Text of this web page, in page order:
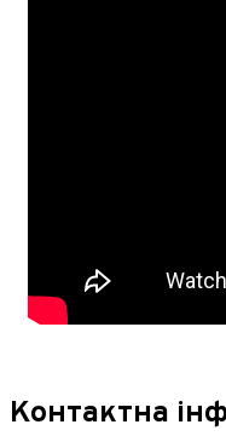
Контактна